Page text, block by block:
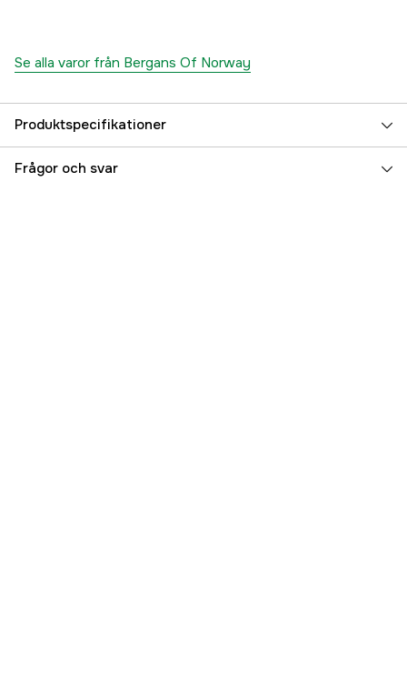
Se alla varor från Bergans Of Norway
Produktspecifikationer
Color Svart
Frågor och svar